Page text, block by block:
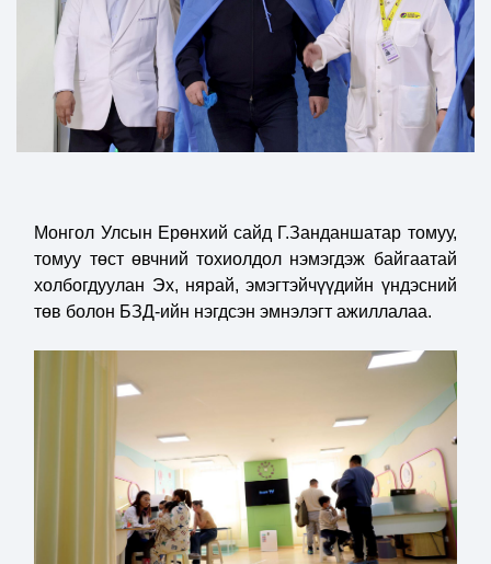
Монгол Улсын Ерөнхий сайд Г.Занданшатар томуу,
томуу төст өвчний тохиолдол нэмэгдэж байгаатай
холбогдуулан Эх, нярай, эмэгтэйчүүдийн үндэсний
төв болон БЗД-ийн нэгдсэн эмнэлэгт ажиллалаа.